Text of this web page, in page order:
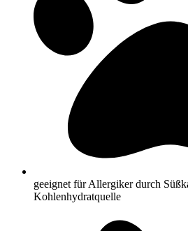
geeignet für Allergiker durch
Kohlenhydratquelle